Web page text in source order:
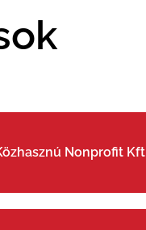
Nonprofit Kft